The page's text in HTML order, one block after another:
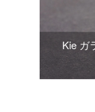
Kie ガ